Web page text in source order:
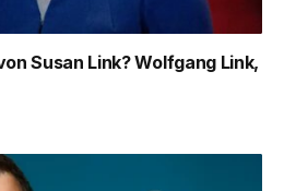
Susan Link? Wolfgang Link,